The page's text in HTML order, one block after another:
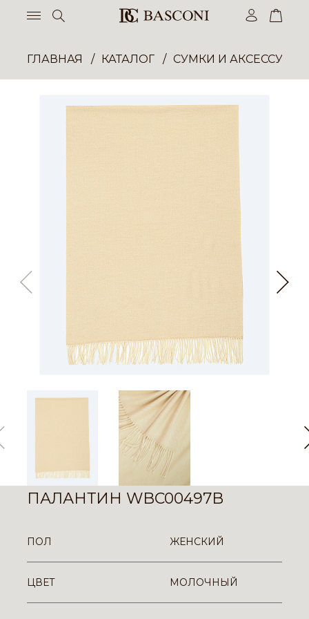
ГЛАВНАЯ КАТАЛОГ СУМКИ И
ПАЛАНТИН WBC00497B
ПОЛ ЖЕНСКИЙ
ЦВЕТ МОЛОЧНЫЙ